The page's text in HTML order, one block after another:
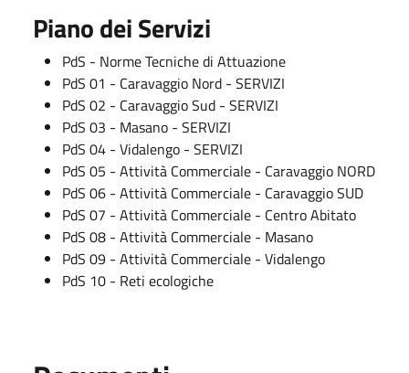
Piano dei Servizi
PdS - Norme Tecniche di Attuazione
PdS 01 - Caravaggio Nord - SERVIZI
PdS 02 - Caravaggio Sud - SERVIZI
PdS 03 - Masano - SERVIZI
PdS 04 - Vidalengo - SERVIZI
PdS 05 - Attività Commerciale - Caravaggio NORD
PdS 06 - Attività Commerciale - Caravaggio SUD
PdS 07 - Attività Commerciale - Centro Abitato
PdS 08 - Attività Commerciale - Masano
PdS 09 - Attività Commerciale - Vidalengo
PdS 10 - Reti ecologiche